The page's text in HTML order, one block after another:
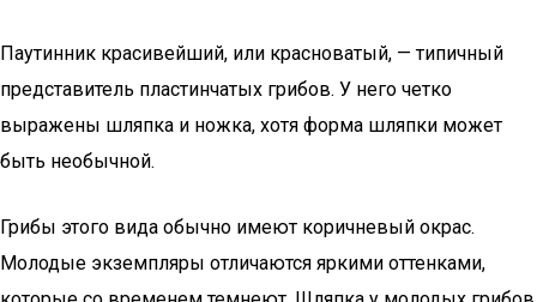
Паутинник красивейший, или красноватый, — типичный
представитель пластинчатых грибов. У него четко
выражены шляпка и ножка, хотя форма шляпки может
быть необычной.
Грибы этого вида обычно имеют коричневый окрас.
Молодые экземпляры отличаются яркими оттенками,